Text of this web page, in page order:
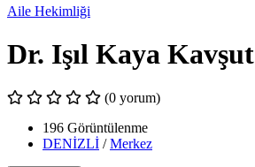
Aile Hekimliği
Dr. Işıl Kaya Kavşut
(0 yorum)
196 Görüntülenme
DENİZLİ /Merkez